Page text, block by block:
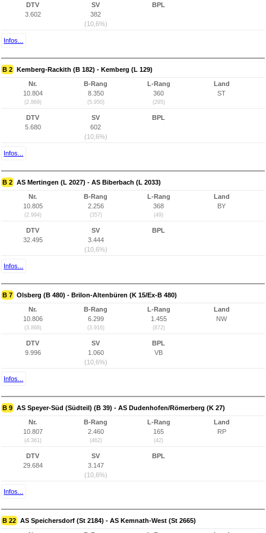
DTV
3.602
SV
382
(10,6%)
BPL
Infos...
B 2 Kemberg-Rackith (B 182) - Kemberg (L 129)
Nr.
10.804
(2.869)
B-Rang
8.350
(5.950)
L-Rang
360
(295)
Land
ST
DTV
5.680
SV
602
(10,6%)
BPL
Infos...
B 2 AS Mertingen (L 2027) - AS Biberbach (L 2033)
Nr.
10.805
(2.994)
B-Rang
2.256
(357)
L-Rang
368
(49)
Land
BY
DTV
32.495
SV
3.444
(10,6%)
BPL
Infos...
B 7 Olsberg (B 480) - Brilon-Altenbüren (K 15/Ex-B 480)
Nr.
10.806
(3.868)
B-Rang
6.299
(3.916)
L-Rang
1.455
(872)
Land
NW
DTV
9.996
SV
1.060
(10,6%)
BPL
VB
Infos...
B 9 AS Speyer-Süd (Südteil) (B 39) - AS Dudenhofen/Römerberg (K 27)
Nr.
10.807
(4.361)
B-Rang
2.460
(462)
L-Rang
165
(42)
Land
RP
DTV
29.684
SV
3.147
(10,6%)
BPL
Infos...
B 22 AS Speichersdorf (St 2184) - AS Kemnath-West (St 2665)